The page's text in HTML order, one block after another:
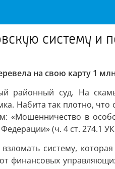
систему и
на свою карту 1
районный суд. На
Набита так плотно,
«Мошенничество в
(ч. 4 ст. 274.1
систему,
финансовых